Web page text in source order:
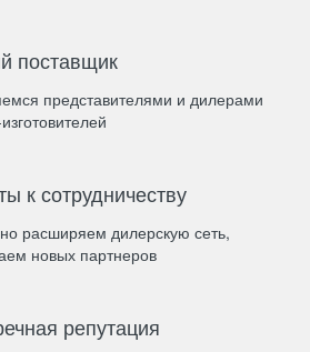
поставщик
представителями и дилерами
к сотрудничеству
расширяем дилерскую сеть,
новых партнеров
репутация